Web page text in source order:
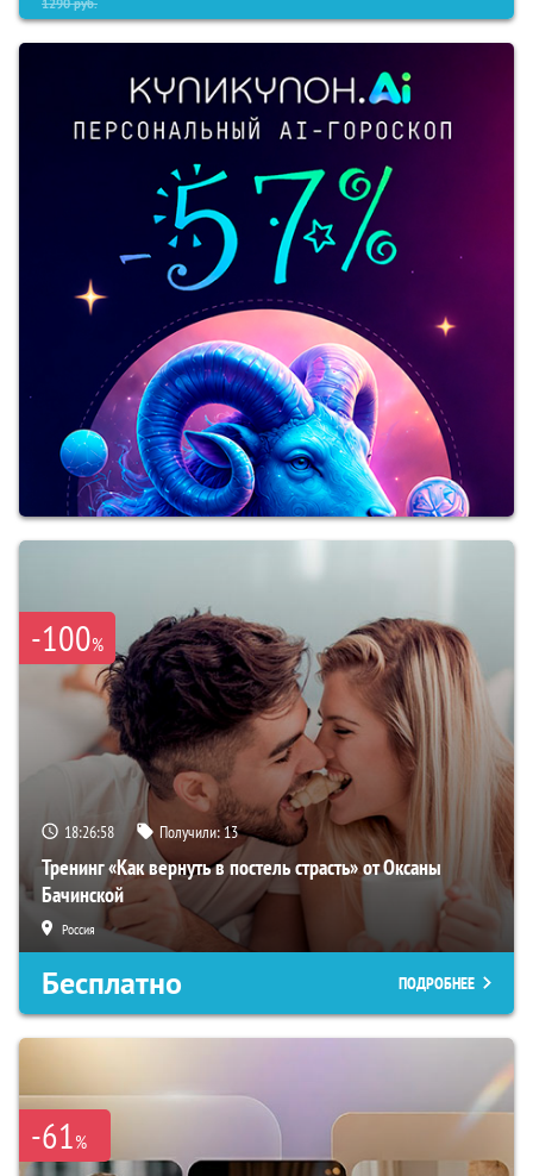
-100%
18:26:57 Получили:13
Тренинг «Как вернуть в постель страсть» от Оксаны
Бачинской
Россия
Бесплатно ПОДРОБНЕЕ
-61%